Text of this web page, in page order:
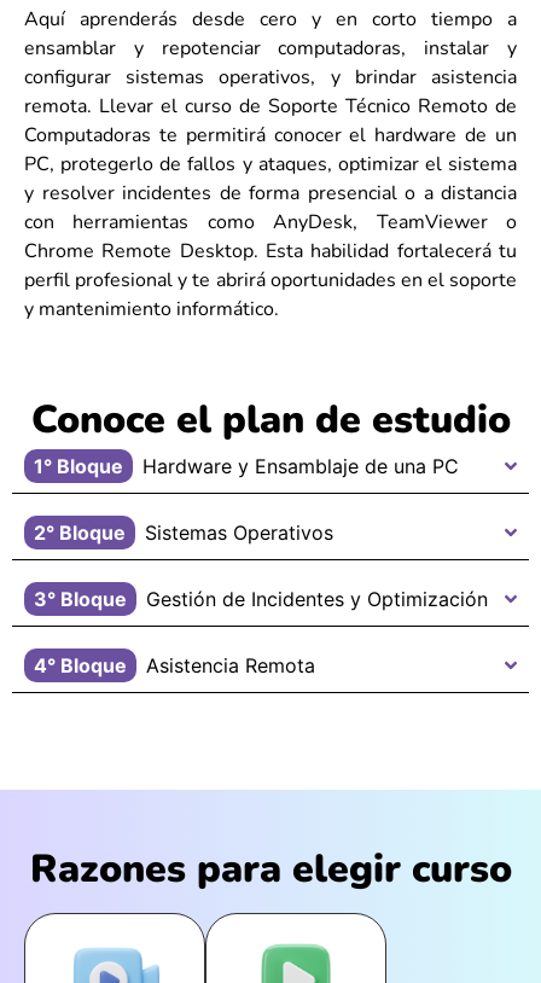
Aquí aprenderás desde cero y en corto tiempo a
ensamblar y repotenciar computadoras, instalar y
configurar sistemas operativos, y brindar asistencia
remota. Llevar el curso de Soporte Técnico Remoto de
Computadoras te permitirá conocer el hardware de un
PC, protegerlo de fallos y ataques, optimizar el sistema
y resolver incidentes de forma presencial o a distancia
con herramientas como AnyDesk, TeamViewer o
Chrome Remote Desktop. Esta habilidad fortalecerá tu
perfil profesional y te abrirá oportunidades en el soporte
y mantenimiento informático.
Conoce el plan de estudio
1° Bloque Hardware y Ensamblaje de una PC
2° Bloque Sistemas Operativos
3° Bloque Gestión de Incidentes y Optimización
4° Bloque Asistencia Remota
Razones para elegir curso